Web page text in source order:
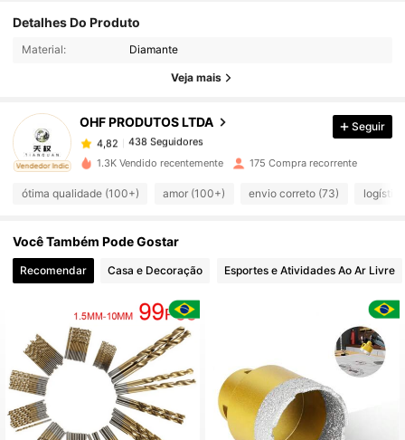
Detalhes Do Produto
Material: Diamante
Veja mais
Vendedor Indicado
OHF PRODUTOS LTDA
4,82
438 Seguidores
4,82
438 Seguidores
d***4
pago1 dia atrás
4,82 438 Seguidores
4,82 438 Seguidores
4,82 438 Seguidores
Seguir
1.3K Vendido recentemente 175 Compra recorrente
ótima qualidade (100+) amor (100+) envio correto (73)
Você Também Pode Gostar
Recomendar Casa e Decoração Esportes e Atividades Ao Ar Livre